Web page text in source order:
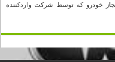
خودرو که توسط شرکت واردکننده